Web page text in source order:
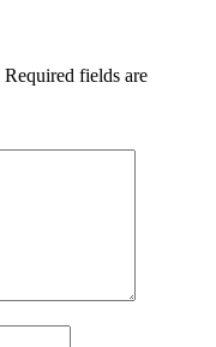
Required fields are